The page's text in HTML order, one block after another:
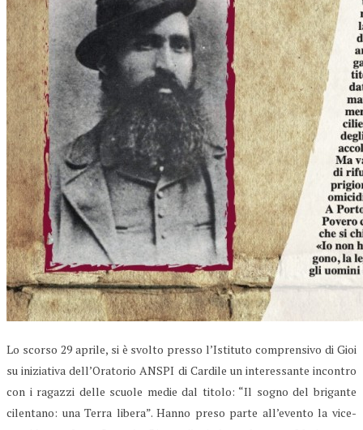
Lo scorso 29 aprile, si è svolto presso l’Istituto comprensivo di Gioi
su iniziativa dell’Oratorio ANSPI di Cardile un interessante incontro
con i ragazzi delle scuole medie dal titolo: “Il sogno del brigante
cilentano: una Terra libera”. Hanno preso parte all’evento la vice-